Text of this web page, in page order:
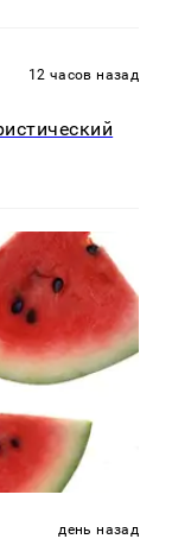
12 часов назад
день назад